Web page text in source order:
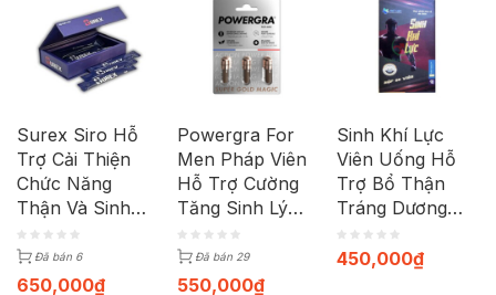
Surex Siro Hỗ
Trợ Cải Thiện
Chức Năng
Thận Và Sinh
Lý Nam (Hộp 10
gói x 10ml)
Đã bán 6
650,000₫
Powergra For
Men Pháp Viên
Hỗ Trợ Cường
Tăng Sinh Lý
(Vỉ 3 Viên)
Đã bán 29
550,000₫
Sinh Khí Lực
Viên Uống Hỗ
Trợ Bổ Thận
Tráng Dương
(Hộp 60 viên)
450,000₫